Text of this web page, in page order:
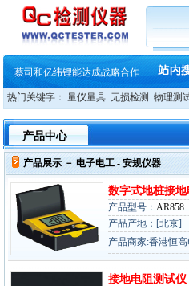
蔡司软件 | 高效变形分析能
铸就AI服务器质量动脉 – 高
铸就AI服务器质量动脉 – 高
·ZEISS BOSELLO ADR 让内部缺
·蔡司和亿纬锂能达成战略合作
·大牌云集 买家升级 ——26
热门关键字： 量仪量具 无损检测 物理测
产品中心
产品展示 － 电子电工- 安规仪器
数字式地桩接
产品型号： AR858
产品产地：[北京]
产品商家:香港恒
接地电阻测试仪